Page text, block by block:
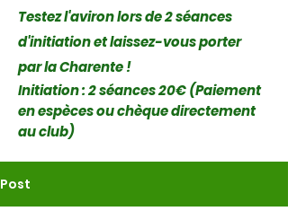
Testez l'aviron lors de 2 séances
d'initiation et laissez-vous porter
par la Charente !
Initiation : 2 séances 20€ (Paiement
en espèces ou chèque directement
au club)
Post